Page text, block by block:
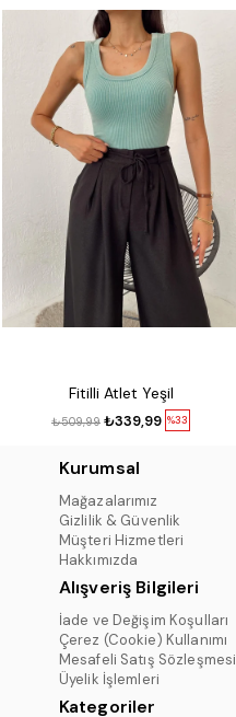
Fitilli Atlet Yeşil
%33
₺339,99
₺509,99
Kurumsal
Mağazalarımız
Gizlilik & Güvenlik
Müşteri Hizmetleri
Hakkımızda
Alışveriş Bilgileri
İade ve Değişim Koşulları
Çerez (Cookie) Kullanımı
Mesafeli Satış Sözleşmesi
Üyelik İşlemleri
Kategoriler